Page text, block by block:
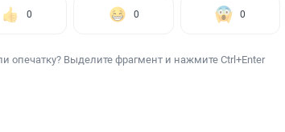
0 0 0
опечатку? Выделите фрагмент и нажмите Ctrl+Enter